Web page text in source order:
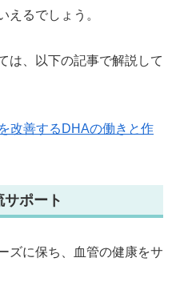
えるでしょう。
は、以下の記事で解説して
改善するDHAの働きと作
ポート
ズに保ち、血管の健康をサ